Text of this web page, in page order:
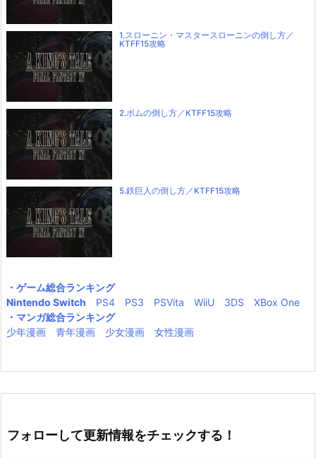
1.スローニン・マスタースローニンの倒し方／
KTFF15攻略
2.ボムの倒し方／KTFF15攻略
5.鉄巨人の倒し方／KTFF15攻略
・ゲーム総合ランキング
Nintendo Switch
PS4 PS3 PSVita WiiU 3DS
XBox One
・マンガ総合ランキング
少年漫画
青年漫画 少女漫画 女性漫画
フォローして更新情報をチェックする！